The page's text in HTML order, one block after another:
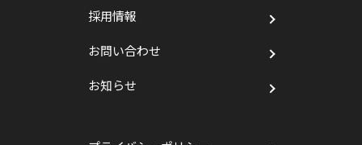
採用情報
お問い合わせ
お知らせ